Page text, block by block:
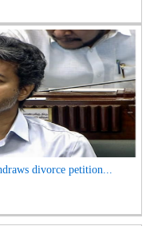
divorce petition...